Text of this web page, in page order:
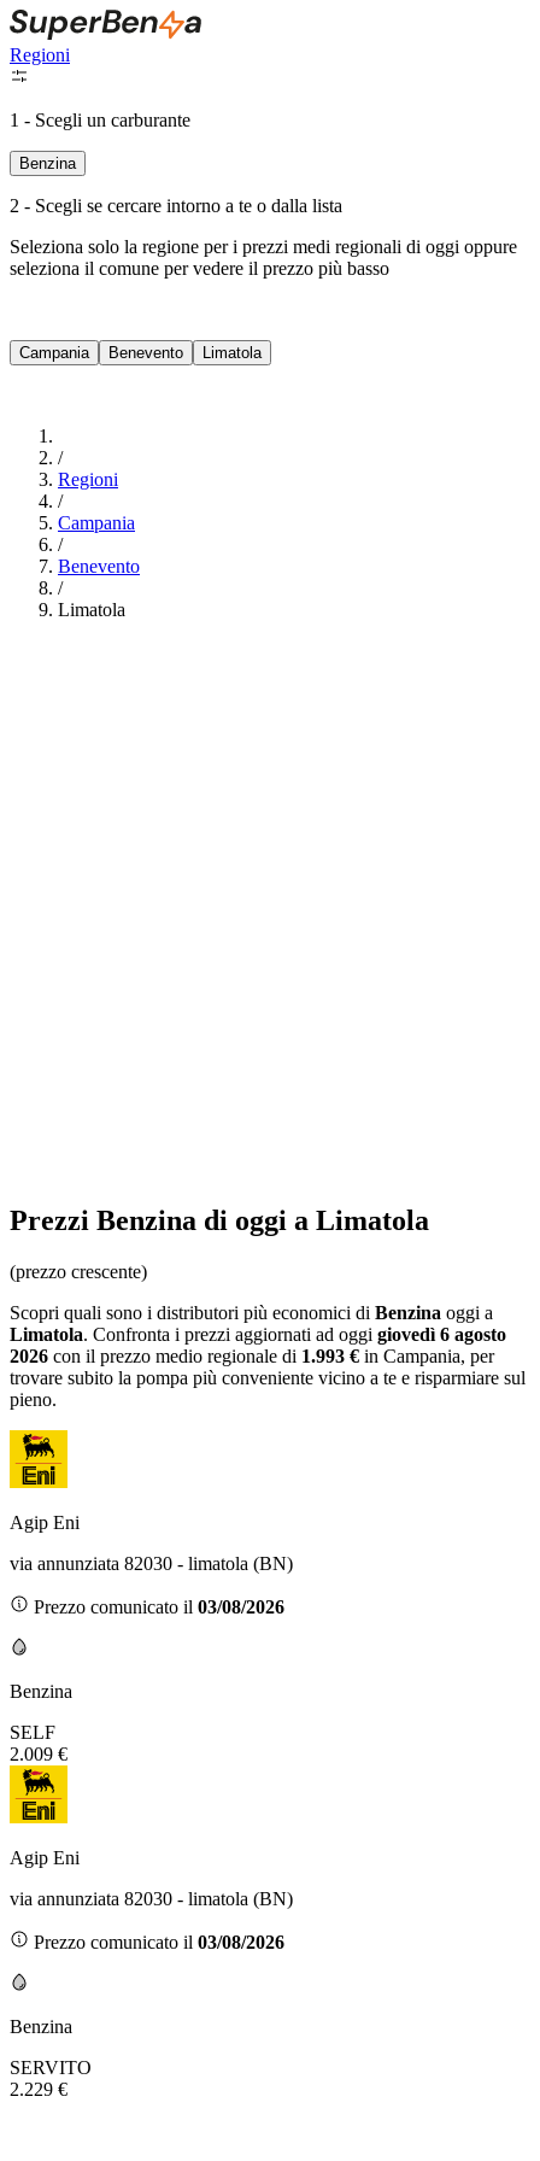
Regioni
1 - Scegli un carburante
Benzina
2 - Scegli se cercare intorno a te o dalla lista
Seleziona solo la regione per i prezzi medi regionali di oggi oppure
seleziona il comune per vedere il prezzo più basso
Campania Benevento Limatola
/
Regioni
/
Campania
/
Benevento
/
Limatola
Prezzi Benzina di oggi a Limatola
(prezzo crescente)
Scopri quali sono i distributori più economici di Benzina oggi a
Limatola. Confronta i prezzi aggiornati ad oggi giovedì 6 agosto
2026 con il prezzo medio regionale di 1.993 € in Campania, per
trovare subito la pompa più conveniente vicino a te e risparmiare sul
pieno.
Agip Eni
via annunziata 82030 - limatola (BN)
Prezzo comunicato il 03/08/2026
Benzina
SELF
2.009 €
Agip Eni
via annunziata 82030 - limatola (BN)
Prezzo comunicato il 03/08/2026
Benzina
SERVITO
2.229 €